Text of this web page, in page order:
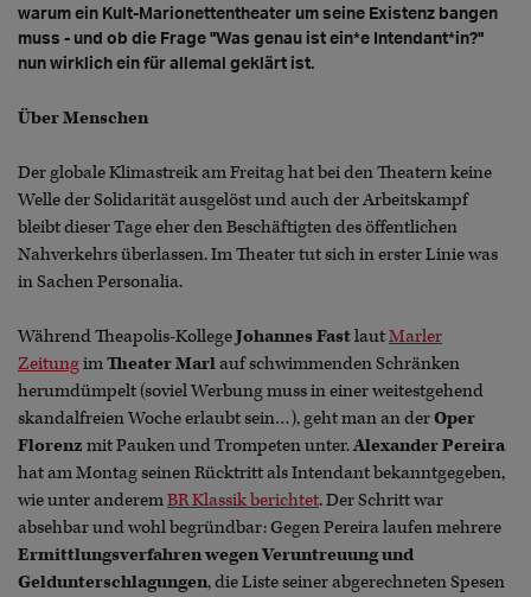
warum ein Kult-Marionettentheater um seine Existenz bangen
muss - und ob die Frage "Was genau ist ein*e Intendant*in?"
nun wirklich ein für allemal geklärt ist.
Über Menschen
Der globale Klimastreik am Freitag hat bei den Theatern keine
Welle der Solidarität ausgelöst und auch der Arbeitskampf
bleibt dieser Tage eher den Beschäftigten des öffentlichen
Nahverkehrs überlassen. Im Theater tut sich in erster Linie was
in Sachen Personalia.
Während Theapolis-KollegeJohannes FastlautMarler
ZeitungimTheater Marlauf schwimmenden Schränken
herumdümpelt (soviel Werbung muss in einer weitestgehend
skandalfreien Woche erlaubt sein…), geht man an derOper
Florenz mit Pauken und Trompeten unter.Alexander Pereira
hat am Montag seinen Rücktritt als Intendant bekanntgegeben,
wie unter anderemBR Klassik berichtet. Der Schritt war
absehbar und wohl begründbar: Gegen Pereira laufen mehrere
Ermittlungsverfahren wegen Veruntreuung und
Geldunterschlagungen, die Liste seiner abgerechneten Spesen